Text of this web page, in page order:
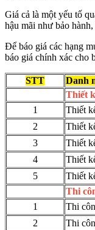
Giá cả là một yếu tố
hậu mãi như bảo
Để báo giá các hạng
báo giá chính xác cho
STT Danh
Thiết
1
Thiết
2 Thiết
3 Thiết
4 Thiết
5 Thiết
Thi
1
Thi
2 Thi